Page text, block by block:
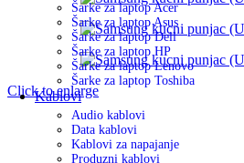
Šarke za laptop Acer
Šarke za laptop Asus
Šarke za laptop Dell
Šarke za laptop HP
Šarke za laptop Lenovo
Šarke za laptop Toshiba
Kablovi
Audio kablovi
Data kablovi
Kablovi za napajanje
Produzni kablovi
Click to enlarge